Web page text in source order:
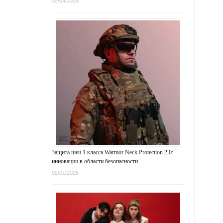
Защита шеи 1 класса Warmor Neck Protection 2.0:
инновации в области безопасности
02/01/2025